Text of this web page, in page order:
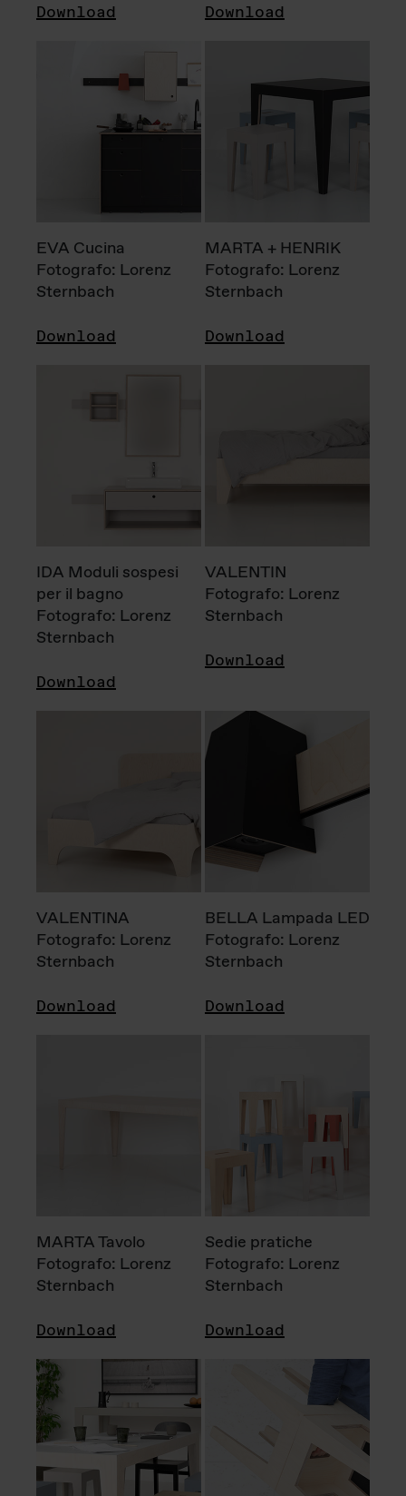
Download Download
EVA Cucina
Fotografo: Lorenz
Sternbach
Download
MARTA + HENRIK
Fotografo: Lorenz
Sternbach
Download
IDA Moduli sospesi
per il bagno
Fotografo: Lorenz
Sternbach
Download
VALENTIN
Fotografo: Lorenz
Sternbach
Download
VALENTINA
Fotografo: Lorenz
Sternbach
Download
BELLA Lampada LED
Fotografo: Lorenz
Sternbach
Download
MARTA Tavolo
Fotografo: Lorenz
Sternbach
Download
Sedie pratiche
Fotografo: Lorenz
Sternbach
Download